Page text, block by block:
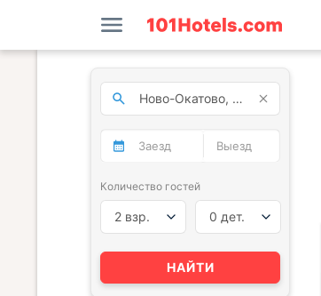
Количество гостей
2 взр. 0 дет.
НАЙТИ